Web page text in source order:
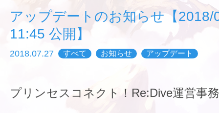
アップデートのお知らせ【2018/
11:45 公開】
2018.07.27 すべて お知らせ アップデート
プリンセスコネクト！Re:Dive運営事